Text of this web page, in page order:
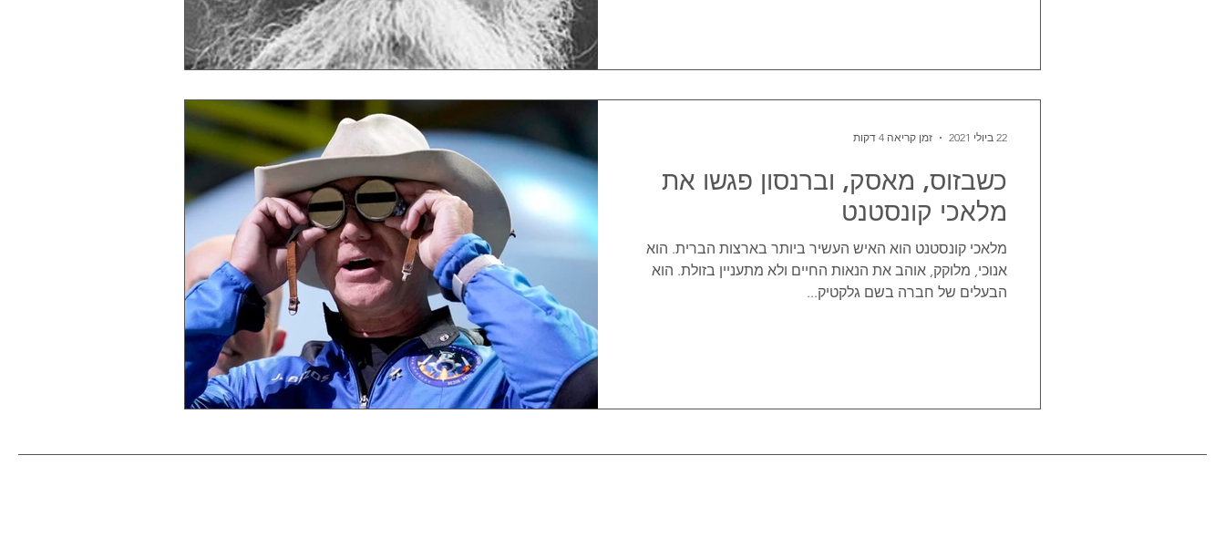
כשבזוס, מאסק, וברנסון פגשו את
מלאכי קונסטנט
מלאכי קונסטנט הוא האיש העשיר ביותר בארצות הברית. הוא
אנוכי, מלוקק, אוהב את הנאות החיים ולא מתעניין בזולת. הוא
הבעלים של חברה בשם גלקטיק...
22 ביולי 2021 זמן קריאה 4 דקות